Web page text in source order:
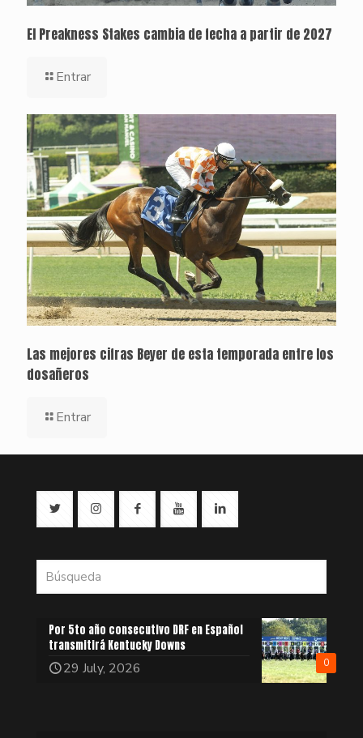
El Preakness Stakes cambia de fecha a partir de 2027
Entrar
Las mejores cifras Beyer de esta temporada entre los
dosañeros
Entrar
0
Por 5to año consecutivo DRF en Español
transmitirá Kentucky Downs
29 July, 2026